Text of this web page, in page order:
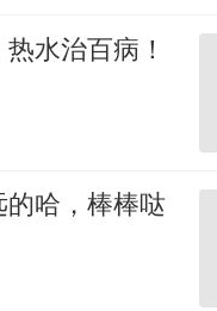
水治百病！
哈，棒棒哒